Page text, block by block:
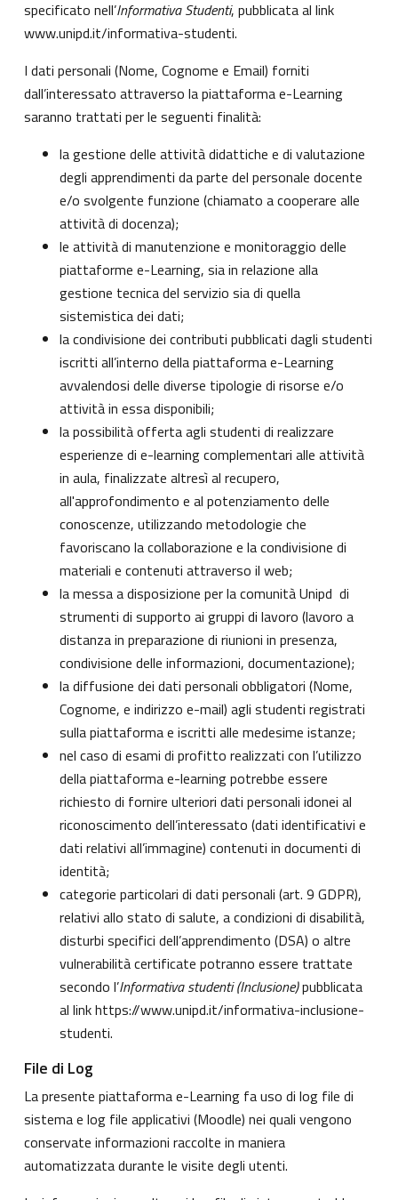
specificato nell’Informativa Studenti, pubblicata al link
www.unipd.it/informativa-studenti.
I dati personali (Nome, Cognome e Email) forniti
dall’interessato attraverso la piattaforma e-Learning
saranno trattati per le seguenti finalità:
la gestione delle attività didattiche e di valutazione
degli apprendimenti da parte del personale docente
e/o svolgente funzione (chiamato a cooperare alle
attività di docenza);
le attività di manutenzione e monitoraggio delle
piattaforme e-Learning, sia in relazione alla
gestione tecnica del servizio sia di quella
sistemistica dei dati;
la condivisione dei contributi pubblicati dagli studenti
iscritti all’interno della piattaforma e-Learning
avvalendosi delle diverse tipologie di risorse e/o
attività in essa disponibili;
la possibilità offerta agli studenti di realizzare
esperienze di e-learning complementari alle attività
in aula, finalizzate altresì al recupero,
all'approfondimento e al potenziamento delle
conoscenze, utilizzando metodologie che
favoriscano la collaborazione e la condivisione di
materiali e contenuti attraverso il web;
la messa a disposizione per la comunità Unipd di
strumenti di supporto ai gruppi di lavoro (lavoro a
distanza in preparazione di riunioni in presenza,
condivisione delle informazioni, documentazione);
la diffusione dei dati personali obbligatori (Nome,
Cognome, e indirizzo e-mail) agli studenti registrati
sulla piattaforma e iscritti alle medesime istanze;
nel caso di esami di profitto realizzati con l’utilizzo
della piattaforma e-learning potrebbe essere
richiesto di fornire ulteriori dati personali idonei al
riconoscimento dell’interessato (dati identificativi e
dati relativi all’immagine) contenuti in documenti di
identità;
categorie particolari di dati personali (art. 9 GDPR),
relativi allo stato di salute, a condizioni di disabilità,
disturbi specifici dell’apprendimento (DSA) o altre
vulnerabilità certificate potranno essere trattate
secondo l’Informativa studenti (Inclusione)pubblicata
al linkhttps://www.unipd.it/informativa-inclusione-
studenti.
File di Log
La presente piattaforma e-Learning fa uso di log file di
sistema e log file applicativi (Moodle) nei quali vengono
conservate informazioni raccolte in maniera
automatizzata durante le visite degli utenti.